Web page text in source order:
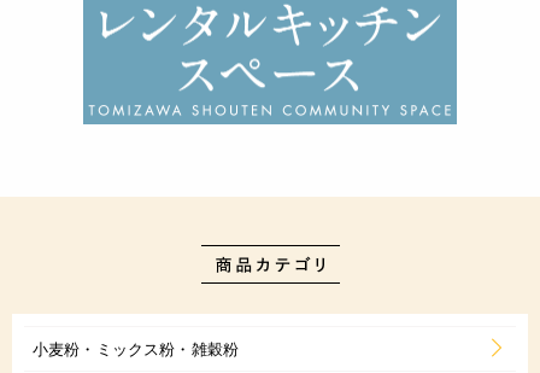
小麦粉・ミックス粉・雑穀粉